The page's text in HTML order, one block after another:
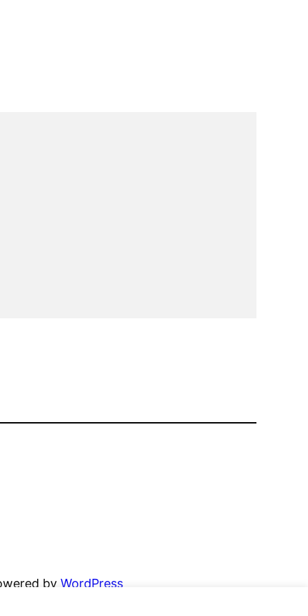
byWordPress